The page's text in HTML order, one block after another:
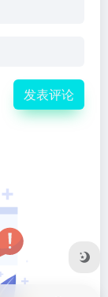
发表评论